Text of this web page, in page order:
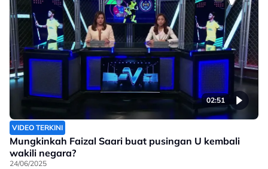
02:51
VIDEO TERKINI
Mungkinkah Faizal Saari buat pusingan U kembali
wakili negara?
24/06/2025